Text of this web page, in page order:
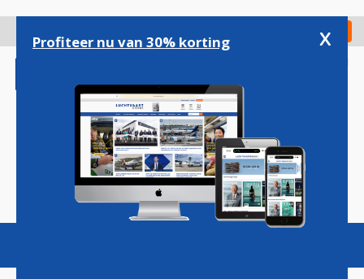
gaan
Check in
Magazine Podcasts Vacatures
Profiteer nu van 30% korting x